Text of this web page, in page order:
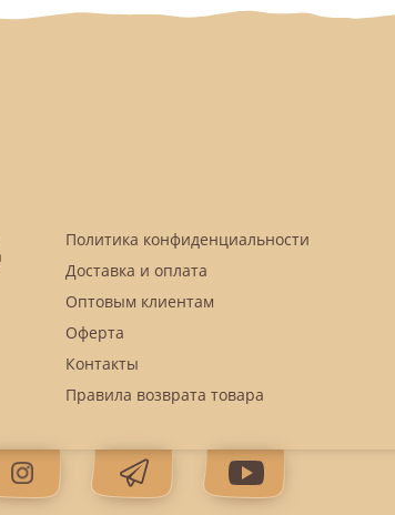
Политика конфиденциальности
Доставка и оплата
Оптовым клиентам
Оферта
Контакты
Правила возврата товара